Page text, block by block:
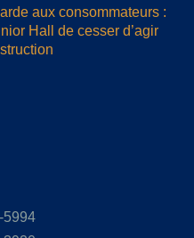
aux consommateurs :
Hall de cesser d’agir
5994